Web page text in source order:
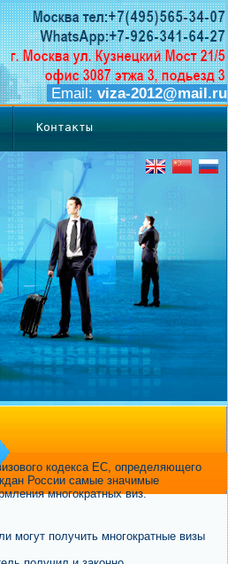
Email: viza-2012@mail.ru
Контакты
кодекса ЕС, определяющего
России самые значимые
многократных виз.
могут получить многократные визы